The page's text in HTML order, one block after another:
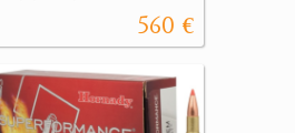
560 €